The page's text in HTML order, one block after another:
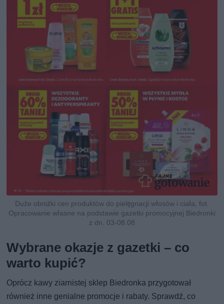
Duże obniżki cen produktów do pielęgnacji włosów i ciała, fot.
Opracowanie własne na podstawie gazetki promocyjnej Biedronki
z dn. 03-08.08
Wybrane okazje z gazetki – co
warto kupić?
Oprócz kawy ziarnistej sklep Biedronka przygotował
również inne genialne promocje i rabaty. Sprawdź, co